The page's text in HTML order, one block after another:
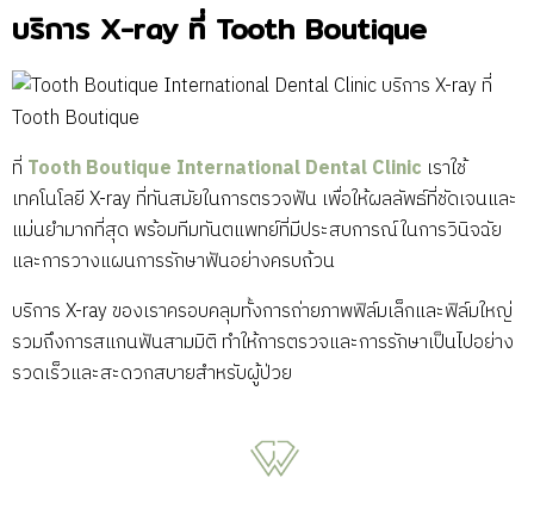
บริการ X-ray ที่ Tooth Boutique
ที่ Tooth Boutique International Dental Clinic เราใช้
เทคโนโลยี X-ray ที่ทันสมัยในการตรวจฟัน เพื่อให้ผลลัพธ์ที่ชัดเจนและ
แม่นยำมากที่สุด พร้อมทีมทันตแพทย์ที่มีประสบการณ์ในการวินิจฉัย
และการวางแผนการรักษาฟันอย่างครบถ้วน
บริการ X-ray ของเราครอบคลุมทั้งการถ่ายภาพฟิล์มเล็กและฟิล์มใหญ่
รวมถึงการสแกนฟันสามมิติ ทำให้การตรวจและการรักษาเป็นไปอย่าง
รวดเร็วและสะดวกสบายสำหรับผู้ป่วย